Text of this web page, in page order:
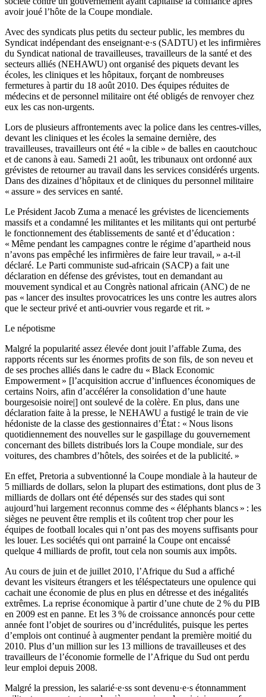
avoir joué l’hôte de la Coupe mondiale.
Avec des syndicats plus petits du secteur public, les membres du
Syndicat indépendant des enseignant·e·s (SADTU) et les infirmières
du Syndicat national de travailleuses, travailleurs de la santé et des
secteurs alliés (NEHAWU) ont organisé des piquets devant les
écoles, les cliniques et les hôpitaux, forçant de nombreuses
fermetures à partir du 18 août 2010. Des équipes réduites de
médecins et de personnel militaire ont été obligés de renvoyer chez
eux les cas non-urgents.
Lors de plusieurs affrontements avec la police dans les centres-villes,
devant les cliniques et les écoles la semaine dernière, des
travailleuses, travailleurs ont été « la cible » de balles en caoutchouc
et de canons à eau. Samedi 21 août, les tribunaux ont ordonné aux
grévistes de retourner au travail dans les services considérés urgents.
Dans des dizaines d’hôpitaux et de cliniques du personnel militaire
« assure » des services en santé.
Le Président Jacob Zuma a menacé les grévistes de licenciements
massifs et a condamné les militantes et les militants qui ont perturbé
le fonctionnement des établissements de santé et d’éducation :
« Même pendant les campagnes contre le régime d’apartheid nous
n’avons pas empêché les infirmières de faire leur travail, » a-t-il
déclaré. Le Parti communiste sud-africain (SACP) a fait une
déclaration en défense des grévistes, tout en demandant au
mouvement syndical et au Congrès national africain (ANC) de ne
pas « lancer des insultes provocatrices les uns contre les autres alors
que le secteur privé et anti-ouvrier vous regarde et rit. »
Le népotisme
Malgré la popularité assez élevée dont jouit l’affable Zuma, des
rapports récents sur les énormes profits de son fils, de son neveu et
de ses proches alliés dans le cadre du « Black Economic
Empowerment » [l’acquisition accrue d’influences économiques de
certains Noirs, afin d’accélérer la consolidation d’une haute
bourgesoisie noire|] ont soulevé de la colère. En plus, dans une
déclaration faite à la presse, le NEHAWU a fustigé le train de vie
hédoniste de la classe des gestionnaires d’État : « Nous lisons
quotidiennement des nouvelles sur le gaspillage du gouvernement
concernant des billets distribués lors la Coupe mondiale, sur des
voitures, des chambres d’hôtels, des soirées et de la publicité. »
En effet, Pretoria a subventionné la Coupe mondiale à la hauteur de
5 milliards de dollars, selon la plupart des estimations, dont plus de 3
milliards de dollars ont été dépensés sur des stades qui sont
aujourd’hui largement reconnus comme des « éléphants blancs » : les
sièges ne peuvent être remplis et ils coûtent trop cher pour les
équipes de football locales qui n’ont pas des moyens suffisants pour
les louer. Les sociétés qui ont parrainé la Coupe ont encaissé
quelque 4 milliards de profit, tout cela non soumis aux impôts.
Au cours de juin et de juillet 2010, l’Afrique du Sud a affiché
devant les visiteurs étrangers et les téléspectateurs une opulence qui
cachait une économie de plus en plus en détresse et des inégalités
extrêmes. La reprise économique à partir d’une chute de 2 % du PIB
en 2009 est en panne. Et les 3 % de croissance annoncés pour cette
année font l’objet de sourires ou d’incrédulités, puisque les pertes
d’emplois ont continué à augmenter pendant la première moitié du
2010. Plus d’un million sur les 13 millions de travailleuses et des
travailleurs de l’économie formelle de l’Afrique du Sud ont perdu
leur emploi depuis 2008.
Malgré la pression, les salarié·e·ss sont devenu·e·s étonnamment